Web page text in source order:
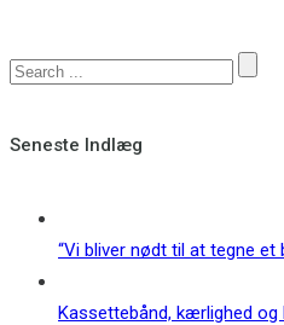
Seneste Indlæg
“Vi bliver nødt til at tegne et
Kassettebånd, kærlighed og